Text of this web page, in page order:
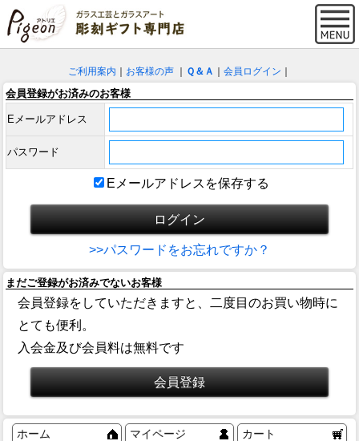
ご利用案内 お客様の声 Ｑ＆Ａ 会員ログイン
会員登録がお済みのお客様
Eメールアドレス
パスワード
Eメールアドレスを保存する
>>パスワードをお忘れですか？
まだご登録がお済みでないお客様
会員登録をしていただきますと、二度目のお買い物時に
とても便利。
入会金及び会員料は無料です
ホーム マイページ カート